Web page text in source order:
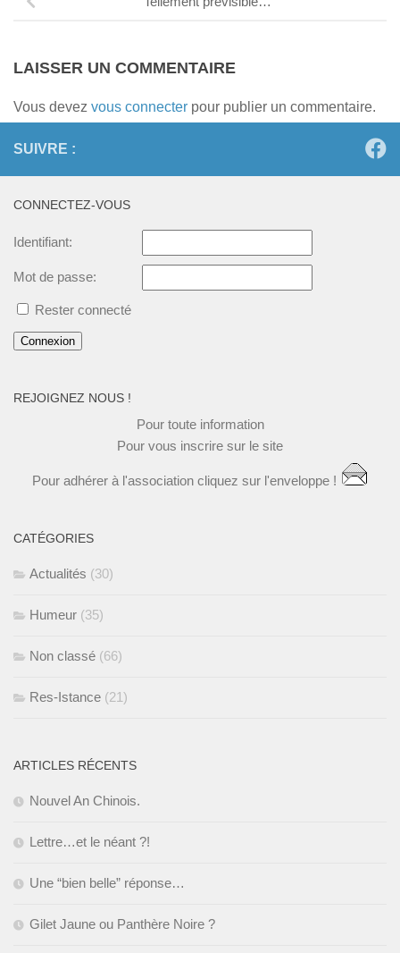
LAISSER UN COMMENTAIRE
Vous devez vous connecter pour publier un commentaire.
SUIVRE :
CONNECTEZ-VOUS
Identifiant:
Mot de passe:
Rester connecté
Connexion
REJOIGNEZ NOUS !
Pour toute information
Pour vous inscrire sur le site
Pour adhérer à l'association cliquez sur l'enveloppe !
CATÉGORIES
Actualités (30)
Humeur (35)
Non classé (66)
Res-Istance (21)
ARTICLES RÉCENTS
Nouvel An Chinois.
Lettre…et le néant ?!
Une “bien belle” réponse…
Gilet Jaune ou Panthère Noire ?